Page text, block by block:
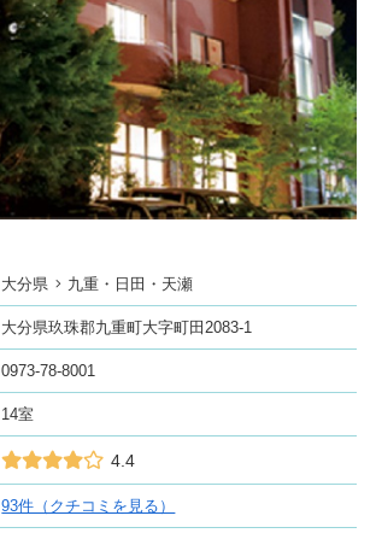
大分県 九重・日田・天瀬
大分県玖珠郡九重町大字町田2083-1
0973-78-8001
14室
4.4
93件（クチコミを見る）